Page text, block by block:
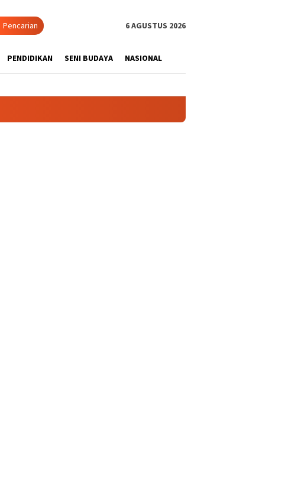
Pencarian 6 AGUSTUS 2026
PENDIDIKAN SENI BUDAYA NASIONAL